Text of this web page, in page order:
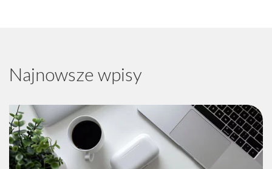
Najnowsze wpisy